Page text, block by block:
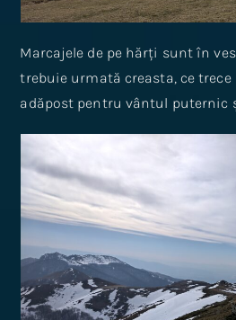
Marcajele de pe hărți sunt în
trebuie urmată creasta, ce
adăpost pentru vântul puternic